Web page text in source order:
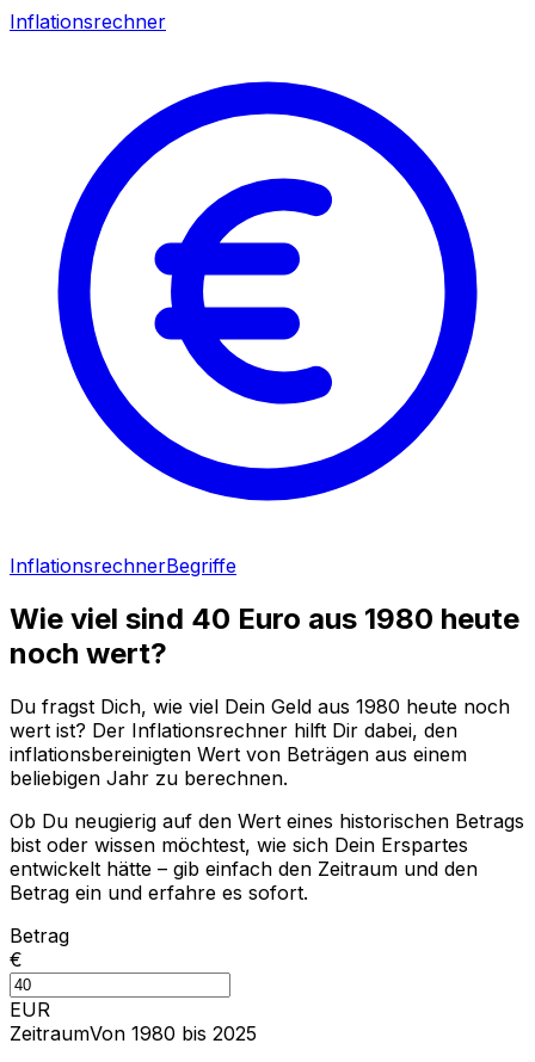
Inflationsrechner
InflationsrechnerBegriffe
Wie viel sind 40 Euro aus 1980 heute
noch wert?
Du fragst Dich, wie viel Dein Geld aus 1980 heute noch
wert ist? Der Inflationsrechner hilft Dir dabei, den
inflationsbereinigten Wert von Beträgen aus einem
beliebigen Jahr zu berechnen.
Ob Du neugierig auf den Wert eines historischen Betrags
bist oder wissen möchtest, wie sich Dein Erspartes
entwickelt hätte – gib einfach den Zeitraum und den
Betrag ein und erfahre es sofort.
Betrag
€
EUR
ZeitraumVon 1980 bis 2025